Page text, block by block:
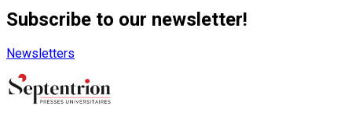
Subscribe to our newsletter!
Newsletters